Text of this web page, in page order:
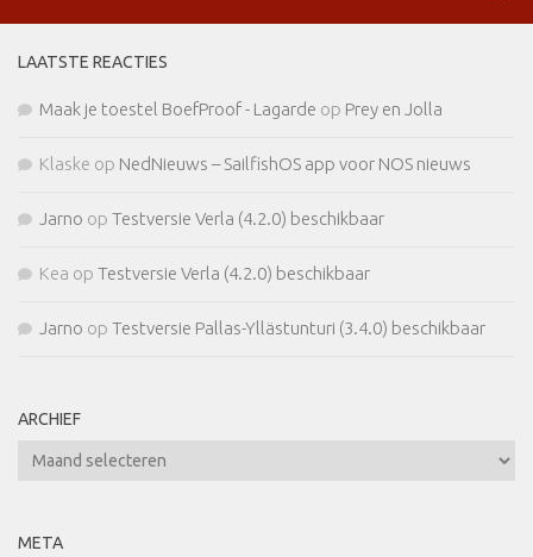
LAATSTE REACTIES
Maak je toestel BoefProof - Lagarde op Prey en Jolla
Klaske op NedNieuws – SailfishOS app voor NOS nieuws
Jarno op Testversie Verla (4.2.0) beschikbaar
Kea op Testversie Verla (4.2.0) beschikbaar
Jarno op Testversie Pallas-Yllästunturi (3.4.0) beschikbaar
ARCHIEF
Archief
META